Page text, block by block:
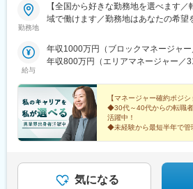
勤務地
【全国から好きな勤務地を選べます
域で働けます／勤務地はあなたの希望
い方に最適なポジション☆引越し手当
社宅提供◆全国募集◆四国・東北・関
お住まいの地域又はジェネラルマネー
成期間中の勤務地》東京、神奈川、埼
元マネージャーコース】☆地元採用・
ャリアチェンジによる昇格可能◆勤務
覧』を参照ください└湘南・川越・香
青森・多摩川に新規オープン！＝施設
関東／茨城、栃木、群馬、埼玉、東京
潟■関西／兵庫■東海／静岡、愛知■中
給与
年収1000万円（ブロックマネージャー
年収800万円（エリアマネージャー／
【マネージャー確約ポジシ
◆30代～40代からの転職
活躍中！
◆未経験から最短半年で管
そんなあなたを、私たちは
気になる